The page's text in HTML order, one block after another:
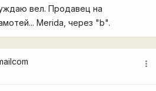
вел. Продавец на
Merida, через "b".
more_vert